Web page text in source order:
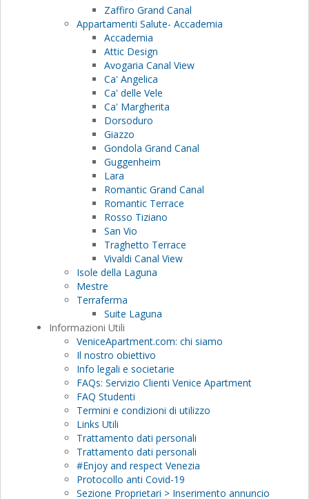
Zaffiro Grand Canal
Appartamenti Salute- Accademia
Accademia
Attic Design
Avogaria Canal View
Ca' Angelica
Ca' delle Vele
Ca' Margherita
Dorsoduro
Giazzo
Gondola Grand Canal
Guggenheim
Lara
Romantic Grand Canal
Romantic Terrace
Rosso Tiziano
San Vio
Traghetto Terrace
Vivaldi Canal View
Isole della Laguna
Mestre
Terraferma
Suite Laguna
Informazioni Utili
VeniceApartment.com: chi siamo
Il nostro obiettivo
Info legali e societarie
FAQs: Servizio Clienti Venice Apartment
FAQ Studenti
Termini e condizioni di utilizzo
Links Utili
Trattamento dati personali
Trattamento dati personali
#Enjoy and respect Venezia
Protocollo anti Covid-19
Sezione Proprietari > Inserimento annuncio